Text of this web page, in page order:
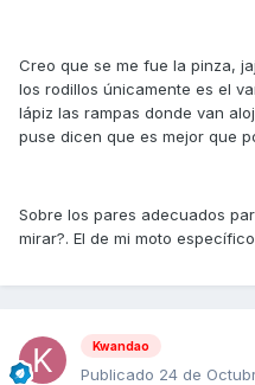
Creo que se me fue la pinza,
los rodillos únicamente es el
lápiz las rampas donde van
puse dicen que es mejor que
Sobre los pares adecuados
mirar?. El de mi moto
Kwandao
Publicado 24 de